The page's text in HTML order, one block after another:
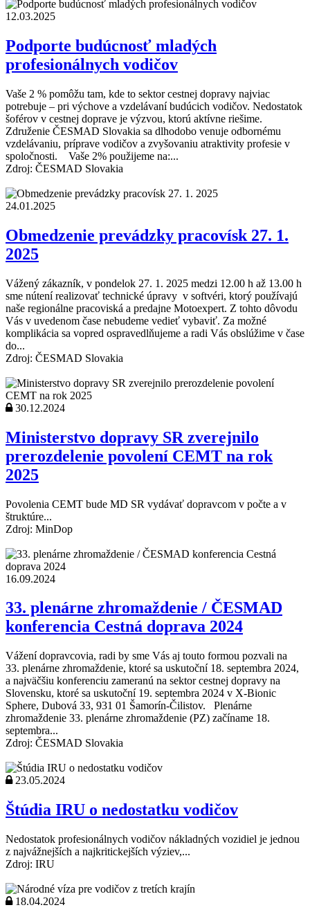
12.03.2025
Podporte budúcnosť mladých
profesionálnych vodičov
Vaše 2 % pomôžu tam, kde to sektor cestnej dopravy najviac
potrebuje – pri výchove a vzdelávaní budúcich vodičov. Nedostatok
šoférov v cestnej doprave je výzvou, ktorú aktívne riešime.
Združenie ČESMAD Slovakia sa dlhodobo venuje odbornému
vzdelávaniu, príprave vodičov a zvyšovaniu atraktivity profesie v
spoločnosti. Vaše 2% použijeme na:...
Zdroj: ČESMAD Slovakia
24.01.2025
Obmedzenie prevádzky pracovísk 27. 1.
2025
Vážený zákazník, v pondelok 27. 1. 2025 medzi 12.00 h až 13.00 h
sme nútení realizovať technické úpravy v softvéri, ktorý používajú
naše regionálne pracoviská a predajne Motoexpert. Z tohto dôvodu
Vás v uvedenom čase nebudeme vedieť vybaviť. Za možné
komplikácia sa vopred ospravedlňujeme a radi Vás obslúžime v čase
do...
Zdroj: ČESMAD Slovakia
30.12.2024
Ministerstvo dopravy SR zverejnilo
prerozdelenie povolení CEMT na rok
2025
Povolenia CEMT bude MD SR vydávať dopravcom v počte a v
štruktúre...
Zdroj: MinDop
16.09.2024
33. plenárne zhromaždenie / ČESMAD
konferencia Cestná doprava 2024
Vážení dopravcovia, radi by sme Vás aj touto formou pozvali na
33. plenárne zhromaždenie, ktoré sa uskutoční 18. septembra 2024,
a najväčšiu konferenciu zameranú na sektor cestnej dopravy na
Slovensku, ktoré sa uskutoční 19. septembra 2024 v X-Bionic
Sphere, Dubová 33, 931 01 Šamorín-Čilistov. Plenárne
zhromaždenie 33. plenárne zhromaždenie (PZ) začíname 18.
septembra...
Zdroj: ČESMAD Slovakia
23.05.2024
Štúdia IRU o nedostatku vodičov
Nedostatok profesionálnych vodičov nákladných vozidiel je jednou
z najvážnejších a najkritickejších výziev,...
Zdroj: IRU
18.04.2024